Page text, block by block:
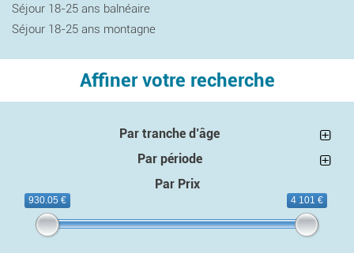
Séjour 18-25 ans balnéaire
Séjour 18-25 ans montagne
Affiner votre recherche
Par tranche d’âge
Par période
Par Prix
930.05 € 4 101 €